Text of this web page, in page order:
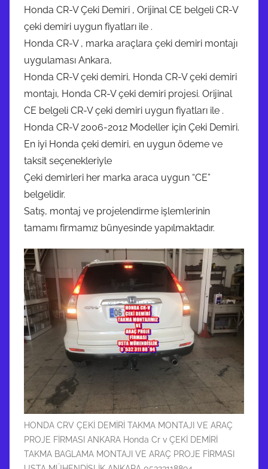
Honda CR-V Çeki Demiri , Orijinal CE belgeli CR-V
çeki demiri uygun fiyatları ile .
Honda CR-V , marka araçlara çeki demiri montajı
uygulaması Ankara,
Honda CR-V çeki demiri, Honda CR-V çeki demiri
montajı, Honda CR-V çeki demiri projesi. Orijinal
CE belgeli CR-V çeki demiri uygun fiyatları ile .
Honda CR-V 2006-2012 Modeller için Çeki Demiri.
En iyi Honda çeki demiri, en uygun ödeme ve
taksit seçenekleriyle
Çeki demirleri her marka araca uygun “CE”
belgelidir.
Satış, montaj ve projelendirme işlemlerinin
tamamı firmamız bünyesinde yapılmaktadır.
HONDA CRV ÇEKİ DEMİRİ TAKMA MONTAJI VE ARAÇ
PROJE FİRMASI ANKARA Honda Cr v ÇEKİ DEMİRİ
TAKMA BAGLAMA MONTAJI VE ARAÇ PROJE FİRMASI